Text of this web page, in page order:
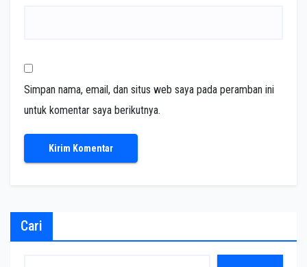
Simpan nama, email, dan situs web saya pada peramban ini
untuk komentar saya berikutnya.
Cari